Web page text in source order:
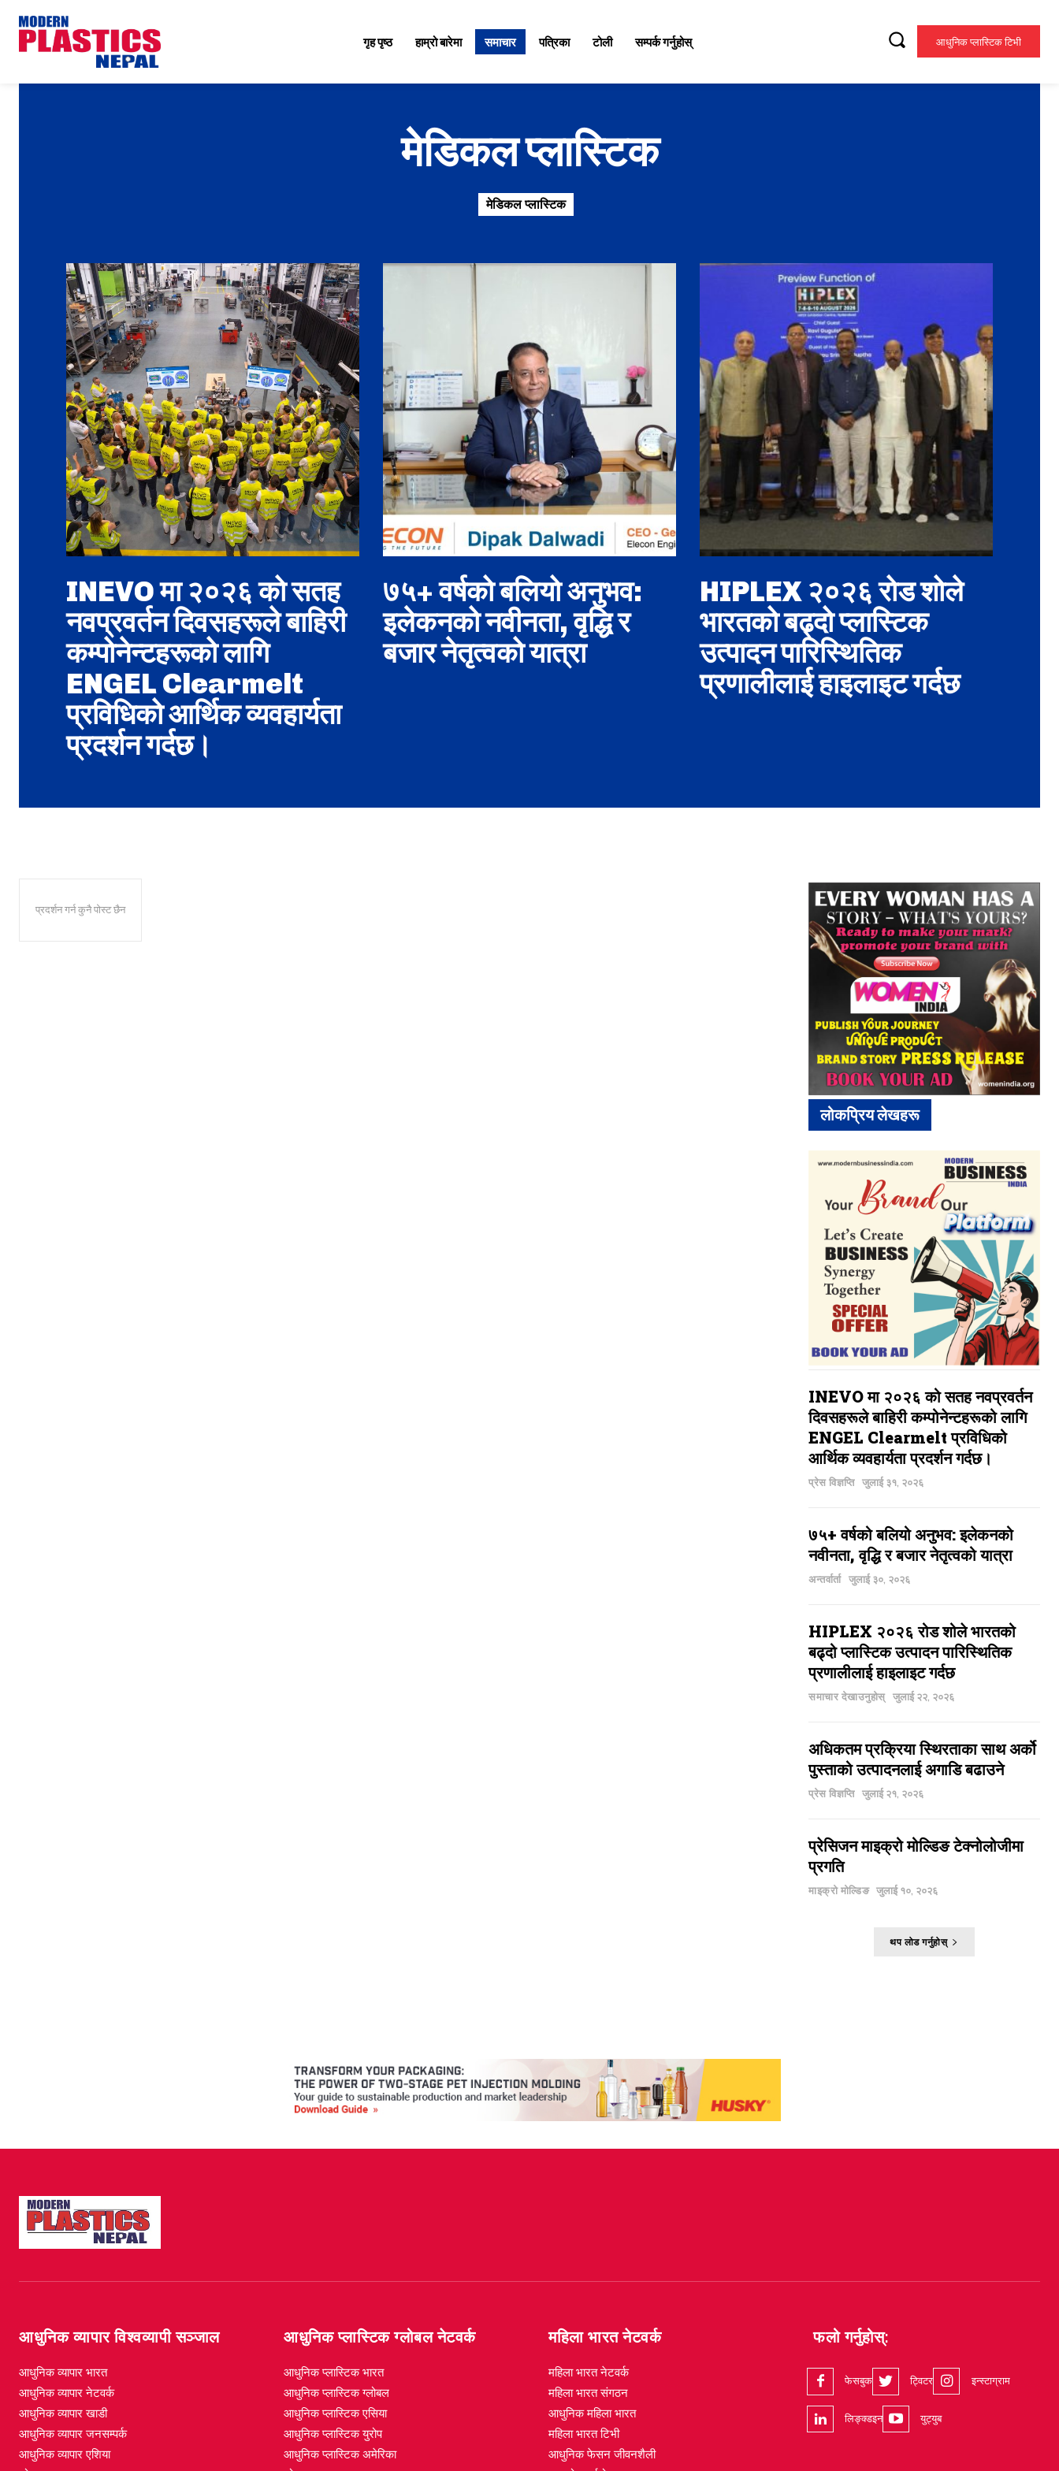
गृह पृष्ठ हाम्रो बारेमा समाचार पत्रिका टोली सम्पर्क गर्नुहोस् आधुनिक प्लास्टिक टिभी
मेडिकल प्लास्टिक
मेडिकल प्लास्टिक
INEVO मा २०२६ को सतह
नवप्रवर्तन दिवसहरूले बाहिरी
कम्पोनेन्टहरूको लागि
ENGEL Clearmelt
प्रविधिको आर्थिक व्यवहार्यता
प्रदर्शन गर्दछ।
७५+ वर्षको बलियो अनुभव:
इलेकनको नवीनता, वृद्धि र
बजार नेतृत्वको यात्रा
HIPLEX २०२६ रोड शोले
भारतको बढ्दो प्लास्टिक
उत्पादन पारिस्थितिक
प्रणालीलाई हाइलाइट गर्दछ
प्रदर्शन गर्न कुनै पोस्ट छैन
लोकप्रिय लेखहरू
INEVO मा २०२६ को सतह नवप्रवर्तन
दिवसहरूले बाहिरी कम्पोनेन्टहरूको लागि
ENGEL Clearmelt प्रविधिको
आर्थिक व्यवहार्यता प्रदर्शन गर्दछ।
प्रेस विज्ञप्ति जुलाई ३१, २०२६
७५+ वर्षको बलियो अनुभव: इलेकनको
नवीनता, वृद्धि र बजार नेतृत्वको यात्रा
अन्तर्वार्ता जुलाई ३०, २०२६
HIPLEX २०२६ रोड शोले भारतको
बढ्दो प्लास्टिक उत्पादन पारिस्थितिक
प्रणालीलाई हाइलाइट गर्दछ
समाचार देखाउनुहोस् जुलाई २२, २०२६
अधिकतम प्रक्रिया स्थिरताका साथ अर्को
पुस्ताको उत्पादनलाई अगाडि बढाउने
प्रेस विज्ञप्ति जुलाई २१, २०२६
प्रेसिजन माइक्रो मोल्डिङ टेक्नोलोजीमा
प्रगति
माइक्रो मोल्डिङ जुलाई १०, २०२६
थप लोड गर्नुहोस्
आधुनिक व्यापार विश्वव्यापी सञ्जाल
आधुनिक व्यापार भारत
आधुनिक व्यापार नेटवर्क
आधुनिक व्यापार खाडी
आधुनिक व्यापार जनसम्पर्क
आधुनिक व्यापार एशिया
आधुनिक प्लास्टिक ग्लोबल नेटवर्क
आधुनिक प्लास्टिक भारत
आधुनिक प्लास्टिक ग्लोबल
आधुनिक प्लास्टिक एसिया
आधुनिक प्लास्टिक युरोप
आधुनिक प्लास्टिक अमेरिका
महिला भारत नेटवर्क
महिला भारत नेटवर्क
महिला भारत संगठन
आधुनिक महिला भारत
महिला भारत टिभी
आधुनिक फेसन जीवनशैली
फलो गर्नुहोस्:
फेसबुक ट्विटर इन्स्टाग्राम
लिङ्क्डइन युट्युब